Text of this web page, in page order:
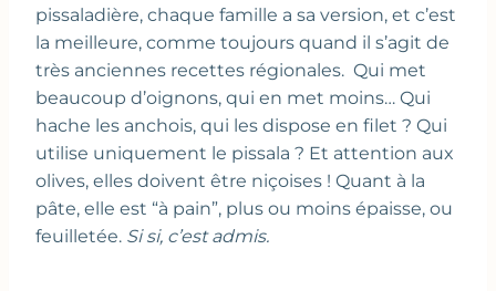
pissaladière, chaque famille a sa version, et c’est
la meilleure, comme toujours quand il s’agit de
très anciennes recettes régionales. Qui met
beaucoup d’oignons, qui en met moins… Qui
hache les anchois, qui les dispose en filet ? Qui
utilise uniquement le pissala ? Et attention aux
olives, elles doivent être niçoises ! Quant à la
pâte, elle est “à pain”, plus ou moins épaisse, ou
feuilletée. Si si, c’est admis.